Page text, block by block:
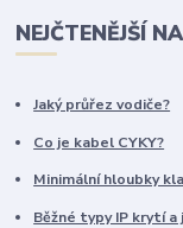
NEJČTENĚJŠÍ
Jaký průřez vodiče?
Co je kabel CYKY?
Minimální hloubky
Běžné typy IP krytí a